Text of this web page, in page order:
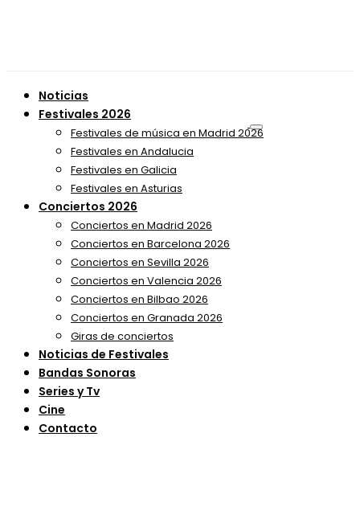
Noticias
Festivales 2026
Festivales de música en Madrid 2026
Festivales en Andalucia
Festivales en Galicia
Festivales en Asturias
Conciertos 2026
Conciertos en Madrid 2026
Conciertos en Barcelona 2026
Conciertos en Sevilla 2026
Conciertos en Valencia 2026
Conciertos en Bilbao 2026
Conciertos en Granada 2026
Giras de conciertos
Noticias de Festivales
Bandas Sonoras
Series y Tv
Cine
Contacto